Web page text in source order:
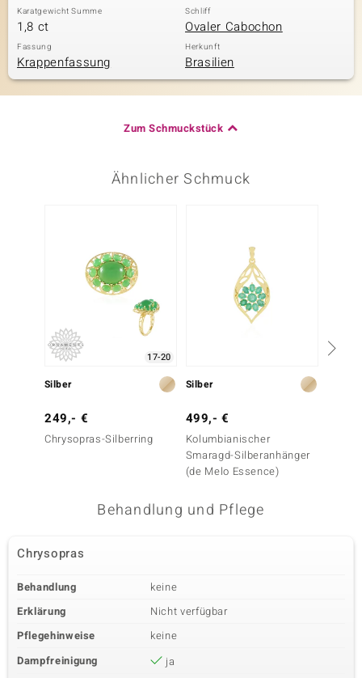
Karatgewicht Summe
1,8 ct
Schliff
Ovaler Cabochon
Fassung
Krappenfassung
Herkunft
Brasilien
Zum Schmuckstück
Ähnlicher Schmuck
17-20
Silber
249,- €
Chrysopras-Silberring
Silber
499,- €
Kolumbianischer
Smaragd-Silberanhänger
(de Melo Essence)
Behandlung und Pflege
Chrysopras
Behandlung
keine
Erklärung
Nicht verfügbar
Pflegehinweise
keine
Dampfreinigung
ja